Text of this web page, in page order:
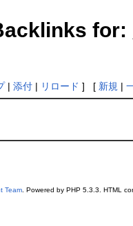
for:
| 添付| リロード ] [ 新規 |
Team. Powered by PHP 5.3.3. HTML